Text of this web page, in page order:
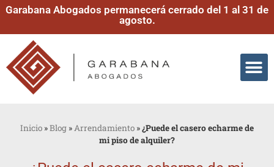
Garabana Abogados permanecerá cerrado del 1 al 31 de
agosto.
Inicio »Blog »Arrendamiento »¿Puede el casero echarme de
mi piso de alquiler?